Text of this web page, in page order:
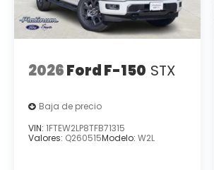
2026Ford F-150 STX
Baja de precio
VIN: 1FTEW2LP8TFB71315
Valores: Q260515Modelo: W2L